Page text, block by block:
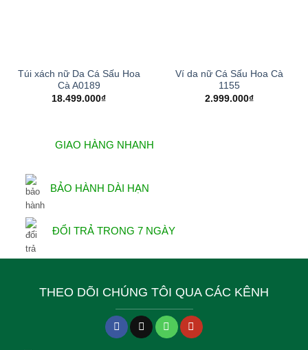
Túi xách nữ Da Cá Sấu Hoa
Cà A0189
18.499.000₫
Ví da nữ Cá Sấu Hoa Cà
1155
2.999.000₫
GIAO HÀNG NHANH
BẢO HÀNH DÀI HẠN
ĐỔI TRẢ TRONG 7 NGÀY
THEO DÕI CHÚNG TÔI QUA CÁC KÊNH